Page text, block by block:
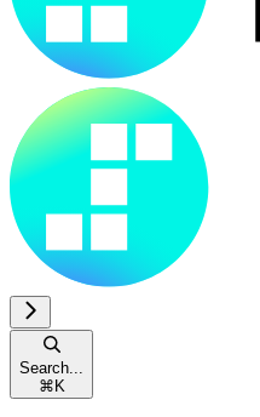
Search...
⌘K